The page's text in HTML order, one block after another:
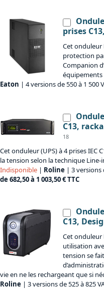
prises
Cet onduleur
protection
Companion
équipements
Eaton | 4 versions de 550 à 1 500
C13,
18
Cet onduleur (UPS) à 4 prises IEC
la tension selon la technique Line-
Indisponible | Roline | 3 versions
de 682,50 à 1 003,50 € TTC
C13,
Cet
utilisation
tension se
vie en ne les rechargeant que si
Roline | 3 versions de 525 à 825